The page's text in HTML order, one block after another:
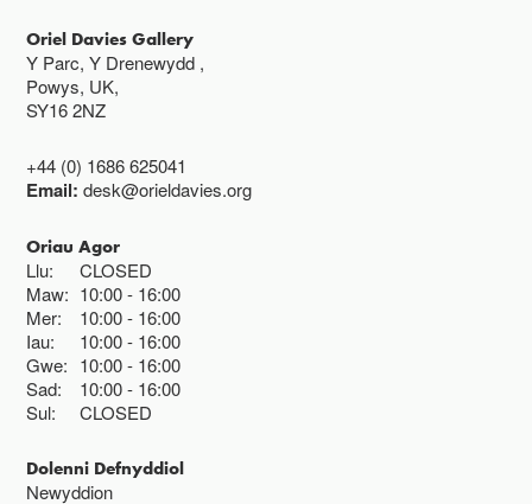
Oriel Davies Gallery
Y Parc, Y Drenewydd ,
Powys, UK,
SY16 2NZ
+44 (0) 1686 625041
Email:desk@orieldavies.org
Oriau Agor
Llu:
CLOSED
Maw: 10:00 16:00
Mer:
10:00 16:00
Iau:
10:00 16:00
Gwe: 10:00 16:00
Sad:
10:00 16:00
Sul:
CLOSED
Dolenni Defnyddiol
Newyddion